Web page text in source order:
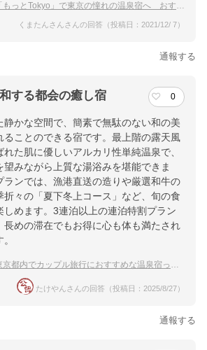
もっとTokyo」で東京の憧れの温泉宿へ おすすめの温泉宿をおしえて！
くまたんさんさんの回答（投稿日：2021/12/ 7）
通報する
する都会の癒し宿 0
静かな空間で、簡素で無駄のない和の美
ることのできる宿です。最上階の露天風
た肌に優しいアルカリ性単純温泉で、
望みながら上質な湯浴みを堪能できま
ランでは、漁港直送の造りや厳選和牛の
折々の「夏下冬上コース」など、旬の食
しめます。3連泊以上の連泊特割プラン
長めの滞在でもお得に心も体も満たされ
京都内でカップル旅行におすすめな温泉宿ってありますか？
たけやんさんの回答（投稿日：2025/8/27）
通報する